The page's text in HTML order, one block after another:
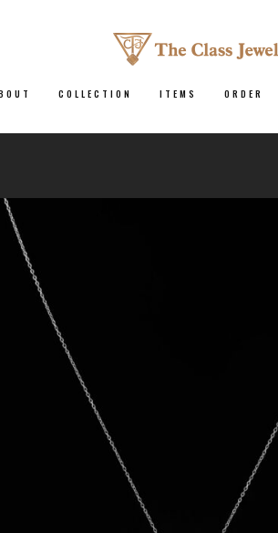
COLLECTION ITEMS ORDER